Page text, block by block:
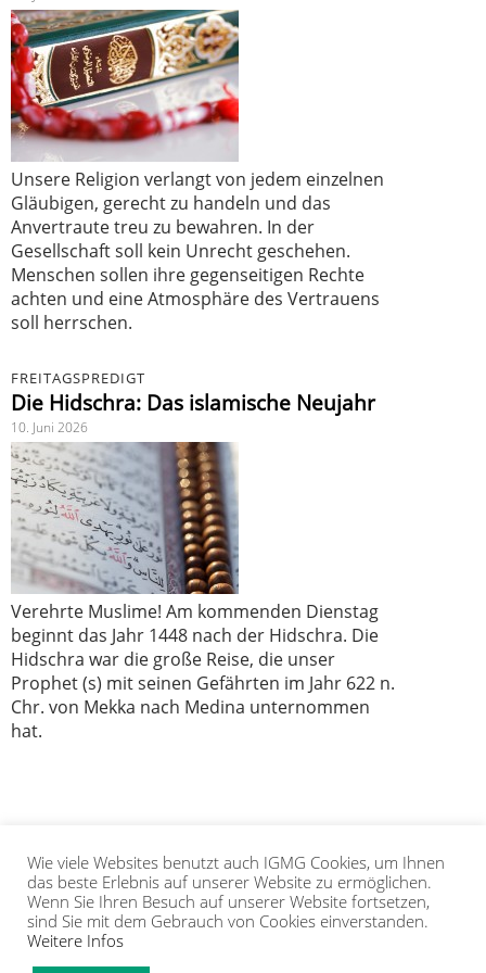
Unsere Religion verlangt von jedem einzelnen
Gläubigen, gerecht zu handeln und das
Anvertraute treu zu bewahren. In der
Gesellschaft soll kein Unrecht geschehen.
Menschen sollen ihre gegenseitigen Rechte
achten und eine Atmosphäre des Vertrauens
soll herrschen.
FREITAGSPREDIGT
Die Hidschra: Das islamische Neujahr
10. Juni 2026
Verehrte Muslime! Am kommenden Dienstag
beginnt das Jahr 1448 nach der Hidschra. Die
Hidschra war die große Reise, die unser
Prophet (s) mit seinen Gefährten im Jahr 622 n.
Chr. von Mekka nach Medina unternommen
hat.
1 2 3 › »
IGMG PRESSE
MITGLIEDSCHAFT
Wie viele Websites benutzt auch IGMG Cookies, um Ihnen
das beste Erlebnis auf unserer Website zu ermöglichen.
Wenn Sie Ihren Besuch auf unserer Website fortsetzen,
sind Sie mit dem Gebrauch von Cookies einverstanden.
Weitere Infos